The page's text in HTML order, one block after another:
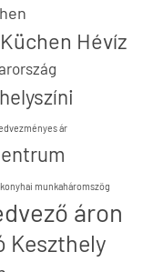
Hévíz
helyszíni
ár
konyhai munkaháromszög
áron
Keszthely